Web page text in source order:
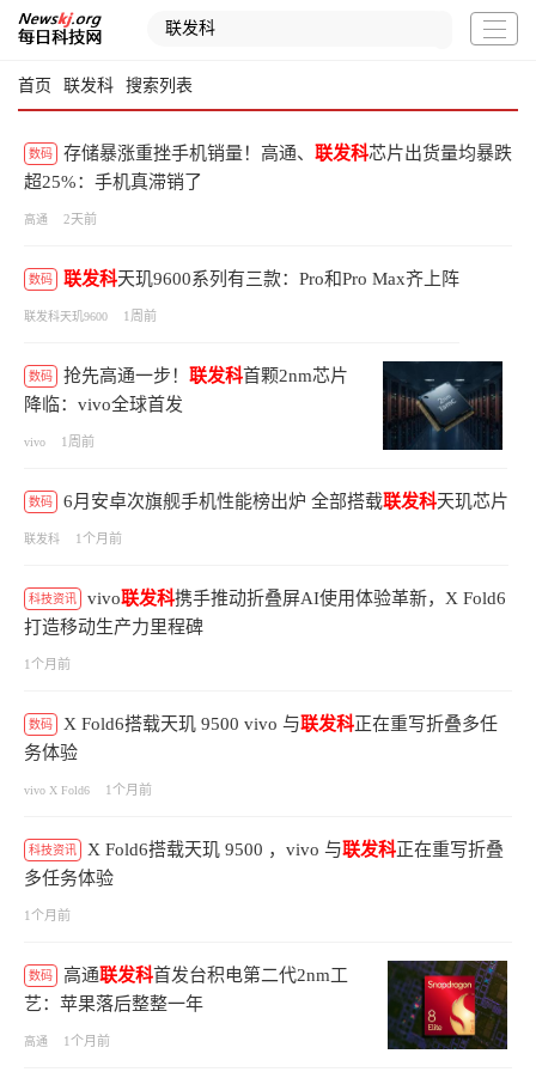
首页 联发科 搜索列表
数码 存储暴涨重挫手机销量！高通、 联发科芯片出货量均暴跌
超25%：手机真滞销了
高通 2天前
数码 联发科天玑9600系列有三款：Pro和Pro Max齐上阵
联发科天玑9600 1周前
数码 抢先高通一步！ 联发科首颗2nm芯片
降临：vivo全球首发
vivo 1周前
数码 6月安卓次旗舰手机性能榜出炉 全部搭载联发科天玑芯片
联发科 1个月前
科技资讯 vivo联发科携手推动折叠屏AI使用体验革新，X Fold6
打造移动生产力里程碑
1个月前
数码 X Fold6搭载天玑 9500 vivo 与联发科正在重写折叠多任
务体验
vivo X Fold6 1个月前
科技资讯 X Fold6搭载天玑 9500 ，vivo 与联发科正在重写折叠
多任务体验
1个月前
数码 高通联发科首发台积电第二代2nm工
艺：苹果落后整整一年
高通 1个月前